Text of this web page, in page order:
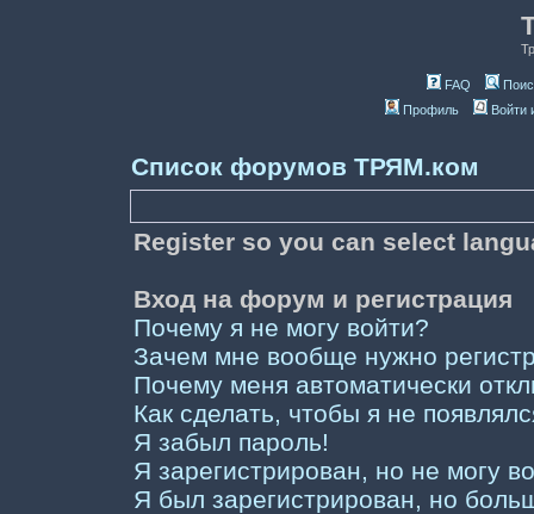
FAQ
Профиль
Войти
Список форумов ТРЯМ.ком
Register so you can select
Вход на форум и регистрация
Почему я не могу войти?
Зачем мне вообще нужно
Почему меня автоматически
Как сделать, чтобы я не
Я забыл пароль!
Я зарегистрирован, но не могу
Я был зарегистрирован, но